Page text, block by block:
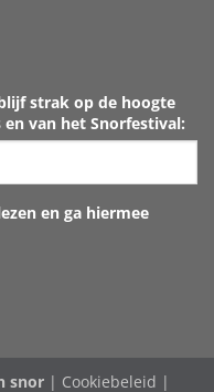
strak op de hoogte
van het Snorfestival:
en ga hiermee
snor | Cookiebeleid |